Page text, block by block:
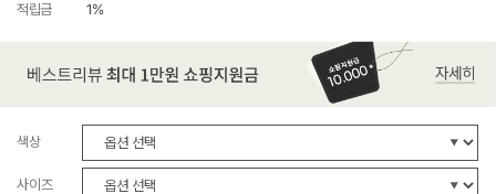
적립금 1%
색상
사이즈